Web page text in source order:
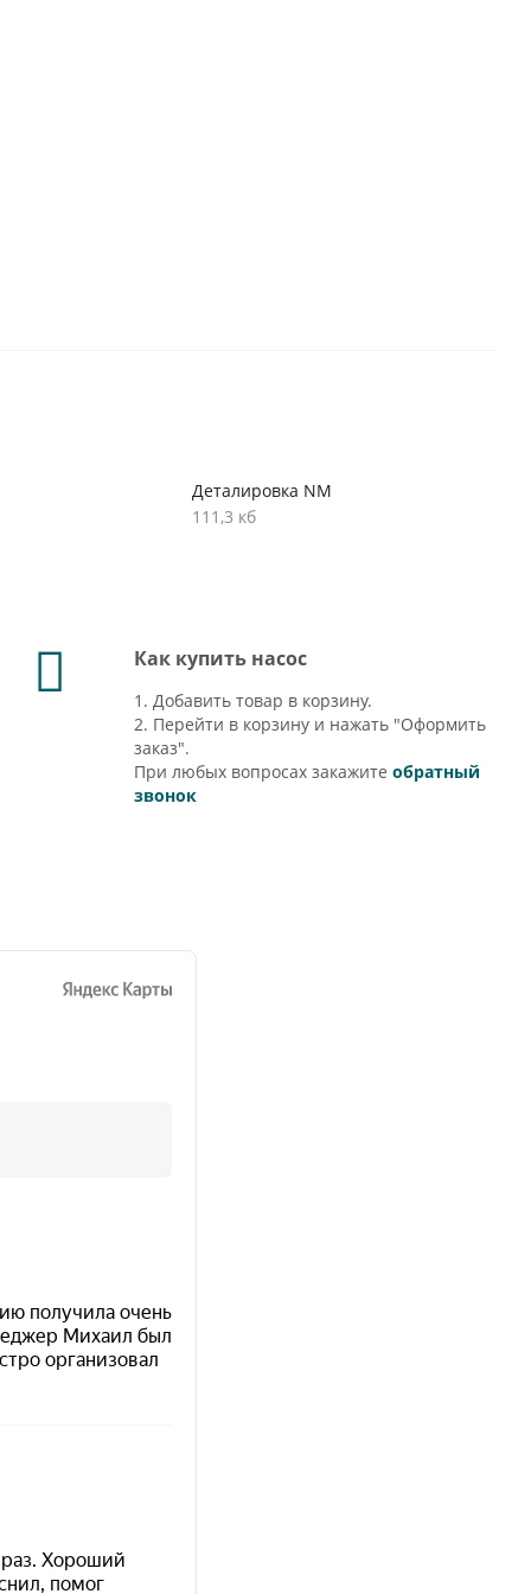
Деталировка NM
111,3 кб
Как купить насос
1. Добавить товар в корзину.
2. Перейти в корзину и нажать "Оформить
заказ".
При любых вопросах закажитеобратный
звонок